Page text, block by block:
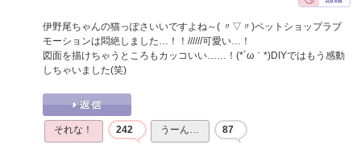
伊野尾ちゃんの猫っぽさいいですよね～( 〃▽〃)ペットショップラブ
モーションは悶絶しました…！！//////可愛い…！
図面を描けちゃうところもカッコいい……！(*´ω｀*)DIYではもう感動
しちゃいました(笑)
それな！ 242 うーん… 87